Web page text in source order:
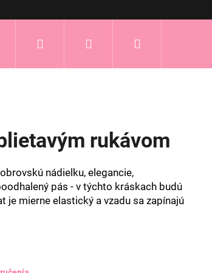
Prihlásenie
rukávom
nádielku, elegancie,
pás - v týchto kráskach budú
mierne elastický a vzadu sa zapínajú